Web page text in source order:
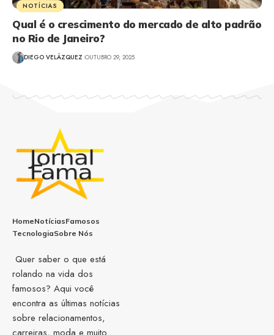
NOTÍCIAS
Qual é o crescimento do mercado de alto padrão
no Rio de Janeiro?
DIEGO VELÁZQUEZ OUTUBRO 29, 2025
HomeNotíciasFamosos
TecnologiaSobre Nós
Quer saber o que está
rolando na vida dos
famosos? Aqui você
encontra as últimas notícias
sobre relacionamentos,